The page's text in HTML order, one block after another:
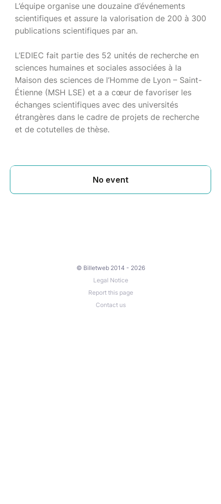
L’équipe organise une douzaine d’événements
scientifiques et assure la valorisation de 200 à 300
publications scientifiques par an.
L’EDIEC fait partie des 52 unités de recherche en
sciences humaines et sociales associées à la
Maison des sciences de l’Homme de Lyon – Saint-
Étienne (MSH LSE) et a a cœur de favoriser les
échanges scientifiques avec des universités
étrangères dans le cadre de projets de recherche
et de cotutelles de thèse.
© Billetweb 2014 - 2026
Legal Notice
Report this page
Contact us